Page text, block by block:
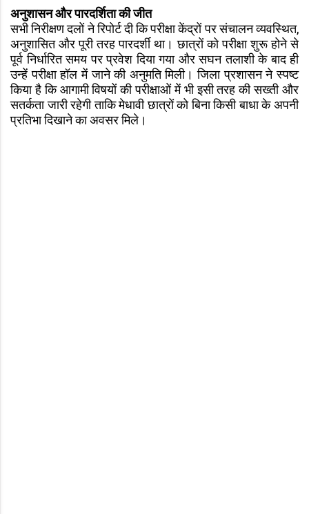
अनुशासन और पारदर्शिता की जीत
सभी निरीक्षण दलों ने रिपोर्ट दी कि परीक्षा केंद्रों पर संचालन व्यवस्थित,
अनुशासित और पूरी तरह पारदर्शी था। छात्रों को परीक्षा शुरू होने से
पूर्व निर्धारित समय पर प्रवेश दिया गया और सघन तलाशी के बाद ही
उन्हें परीक्षा हॉल में जाने की अनुमति मिली। जिला प्रशासन ने स्पष्ट
किया है कि आगामी विषयों की परीक्षाओं में भी इसी तरह की सख्ती और
सतर्कता जारी रहेगी ताकि मेधावी छात्रों को बिना किसी बाधा के अपनी
प्रतिभा दिखाने का अवसर मिले।